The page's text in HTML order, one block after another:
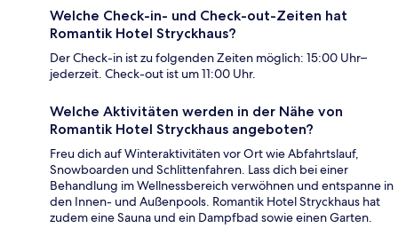
Welche Check-in- und Check-out-Zeiten hat
Romantik Hotel Stryckhaus?
Der Check-in ist zu folgenden Zeiten möglich: 15:00 Uhr–
jederzeit. Check-out ist um 11:00 Uhr.
Welche Aktivitäten werden in der Nähe von
Romantik Hotel Stryckhaus angeboten?
Freu dich auf Winteraktivitäten vor Ort wie Abfahrtslauf,
Snowboarden und Schlittenfahren. Lass dich bei einer
Behandlung im Wellnessbereich verwöhnen und entspanne in
den Innen- und Außenpools. Romantik Hotel Stryckhaus hat
zudem eine Sauna und ein Dampfbad sowie einen Garten.